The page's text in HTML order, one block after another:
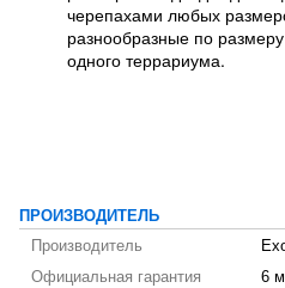
черепахами любых
разнообразные по
одного террариума.
ПРОИЗВОДИТЕЛЬ
Производитель
Официальная гарантия
6